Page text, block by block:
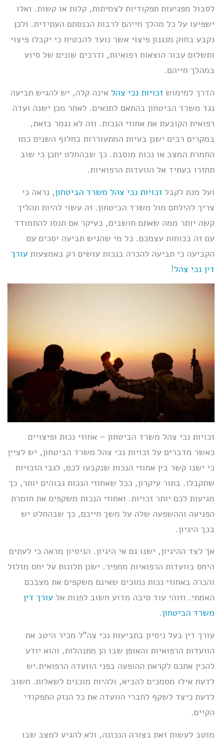
לסבול מפגיעות תפקודיות לצמיתות, קלות או קשות. ואלו
ישפיעו על כל מהלך חייהם לרבות הכנסתם העתידית. ולכן
נקבע בחוק מנגנון פיצוי אשר נועד להבטיח כי יקבלו פיצוי
ותשלום עבור הוצאות רפואיות, ודרכים שונים של סיוע
במהלך חייהם.
הדרך למימוש זכויות נכי צהל אינה קלה, יש להגיש תביעה
נגד משרד הביטחון בהתאם לתנאים. לאחר מכן ישנה ועדה
רפואית הקובעת את אחוזי הנכות. וזה לא נגמר בזאת,
במקרים רבים ישנן בעיות המתעוררות בחלוף השנים כמו
החמרת המצב או נכות מוסבת. כך שבהחלט יתכן כי שוב
תחזרו בעתיד אל הוועדות הרפואיות.
ועל מנת לקבל זכויות נכי צהל משרד הביטחון, נראה כי
צריך להילחם מול משרד הביטחון. זה עשוי להיות תהליך
קשה יותר ממה שאתם חושבים, בעיקר אם תנסו להתמודד
עם זה בכוחות עצמכם. כל מי שהגיש תביעה יסכים עם
הקביעה כי תביעה להכרה בנכות עושים רק באמצעות עורך
דין נכי צהל!
זכויות נכי צהל משרד הביטחון – אחוזי נכות ופיצויים
כאשר מדברים על זכויות נכי צהל משרד הביטחון, יש לציין
כי ישנו קשר בין אחוזי הנכות שנקבעו לכם, לגבי הזכויות
שתקבלו. בתור עיקרון, ככל שאחוזי הנכות גבוהים יותר, כך
מגיעות לכם יותר זכויות. ואחוזי הנכות משקפים את חומרת
הפגיעה וההשפעה שלה על משך חייכם, כך שבהחלט יש
בכך היגיון.
אך לצד ההיגיון, ישנו גם אי היגיון. הניסיון מראה כי לעתים
היחס בוועדות הרפואיות מחפיר. ישנן תלונות על יחס מזלזל
והכרה באחוזי נכות נמוכים שאינם משקפים את מצבכם
האמתי. וזוהי עוד סיבה מדוע חשוב לפנות אל עורך דין
משרד הביטחון.
עורך דין בעל ניסיון בתביעות נכי צה“ל מכיר היטב את
הוועדות הרפואיות והאופן שבו הן מתנהלות, והוא יודע
להכין אתכם לקראת ההופעה בפני הוועדה הרפואית.יש
לדעת אילו מסמכים להביא, ולהיות מוכנים לשאלות. חשוב
לדעת כיצד לשקף לחברי הוועדה את כל הנזק התפקודי
הקיים.
מוטב לעשות זאת בצורה הנכונה, ולא להגיע למצב שבו